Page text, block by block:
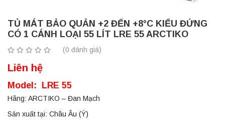
TỦ MÁT BẢO QUẢN +2 ĐẾN +8°C KIỂU ĐỨNG
CÓ 1 CÁNH LOẠI 55 LÍT LRE 55 ARCTIKO
(0 đánh giá)
Liên hệ
Model: LRE 55
Hãng: ARCTIKO – Đan Mạch
Sản xuất tại: Châu Âu (Ý)